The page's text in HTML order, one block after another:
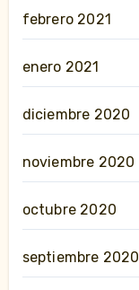
febrero 2021
enero 2021
diciembre 2020
noviembre 2020
octubre 2020
septiembre 2020